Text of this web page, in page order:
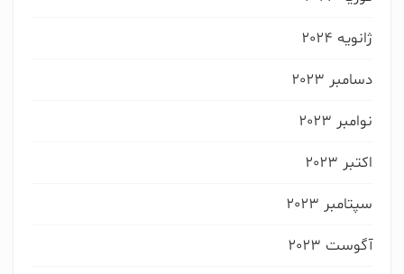
ژانویه 2024
دسامبر 2023
نوامبر 2023
اکتبر 2023
سپتامبر 2023
آگوست 2023